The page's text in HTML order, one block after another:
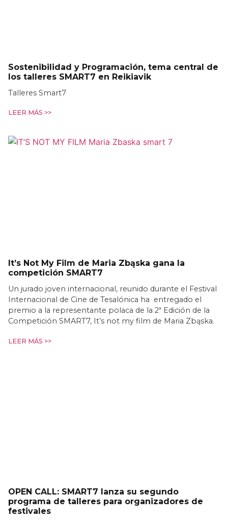
Sostenibilidad y Programación, tema central de
los talleres SMART7 en Reikiavik
Talleres Smart7
LEER MÁS >>
It’s Not My Film de Maria Zbąska gana la
competición SMART7
Un jurado joven internacional, reunido durante el Festival
Internacional de Cine de Tesalónica ha entregado el
premio a la representante polaca de la 2ª Edición de la
Competición SMART7, It’s not my film de Maria Zbąska.
LEER MÁS >>
OPEN CALL: SMART7 lanza su segundo
programa de talleres para organizadores de
festivales